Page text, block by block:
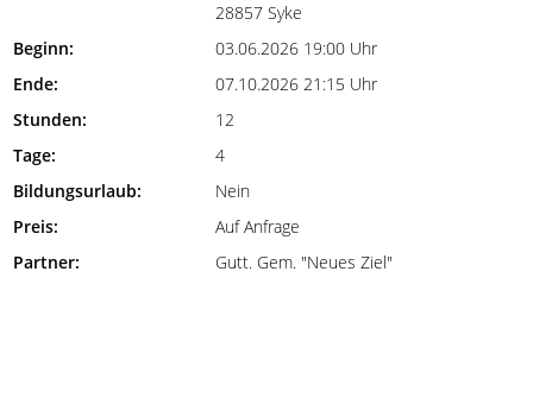
28857 Syke
Beginn:
03.06.2026 19:00 Uhr
Ende:
07.10.2026 21:15 Uhr
Stunden:
12
Tage:
4
Bildungsurlaub:
Nein
Preis:
Auf Anfrage
Partner:
Gutt. Gem. "Neues Ziel"